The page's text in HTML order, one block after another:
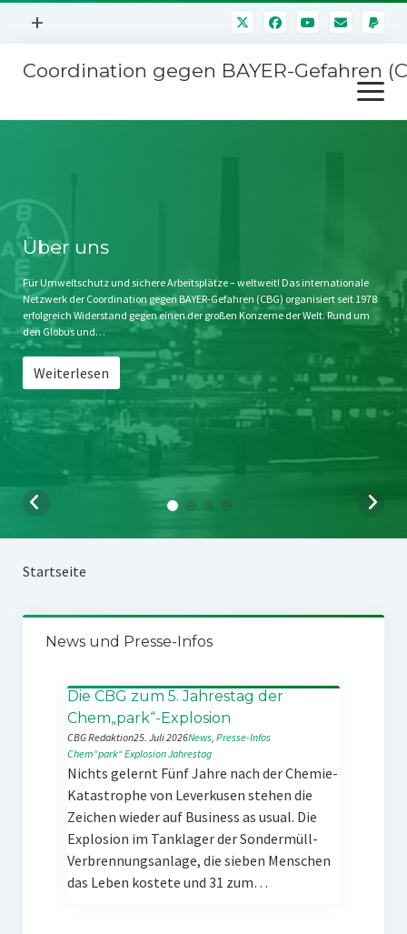
Menü
+
Mitmachen
Kontakt
Impressum
Störfälle
Coordination gegen BAYER-Gefahren
Menü
öffnen
Stichwort BAYER
Jahrestagung
SPENDEN
Über uns
Für Umweltschutz und sichere Arbeitsplätze – weltweit! Das internationale
Netzwerk der Coordination gegen BAYER-Gefahren (CBG) organisiert seit 1978
erfolgreich Widerstand gegen einen der großen Konzerne der Welt. Rund um
den Globus und…
Weiterlesen
Startseite
News und Presse-Infos
Die CBG zum 5. Jahrestag der
Chem„park“-Explosion
CBG Redaktion25. Juli 2026News, Presse-Infos
Chem“park“ExplosionJahrestag
Nichts gelernt Fünf Jahre nach der Chemie-
Katastrophe von Leverkusen stehen die
Zeichen wieder auf Business as usual. Die
Explosion im Tanklager der Sondermüll-
Verbrennungsanlage, die sieben Menschen
das Leben kostete und 31 zum…